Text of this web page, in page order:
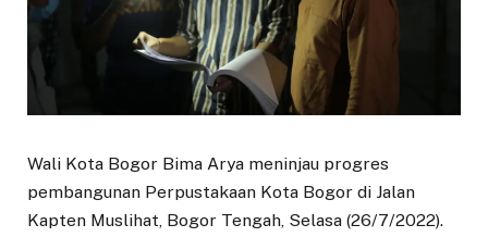
Wali Kota Bogor Bima Arya meninjau progres
pembangunan Perpustakaan Kota Bogor di Jalan
Kapten Muslihat, Bogor Tengah, Selasa (26/7/2022).